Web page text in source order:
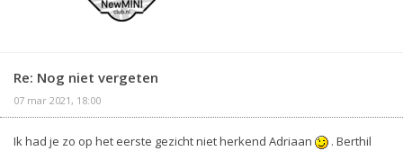
Re: Nog niet vergeten
07 mar 2021, 18:00
Ik had je zo op het eerste gezicht niet herkend Adriaan
. Berthil